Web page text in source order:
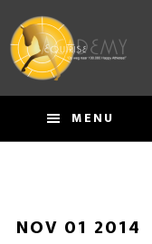
MENU
NOV 01 2014